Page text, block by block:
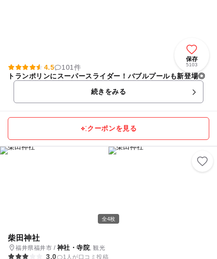
保存
5103
4.5
101件
トランポリンにスーパースライダー！バブルプールも新登場◎
続きをみる
クーポンを見る
全4枚
柴田神社
福井県福井市 / 神社・寺院, 観光
3.0
1人が口コミ投稿